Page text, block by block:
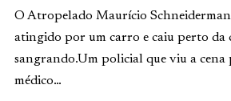
O Atropelado Maurício
atingido por um carro e caiu perto da
sangrando.Um policial que viu a cena
médico…